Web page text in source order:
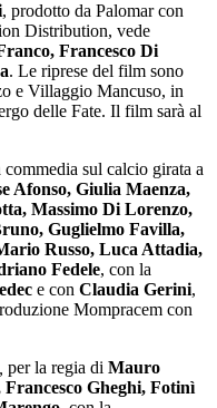
, prodotto da Palomar con
Distribution, vede
Francesco Di
. Le riprese del film sono
e Villaggio Mancuso, in
delle Fate. Il film sarà al
commedia sul calcio girata a
Afonso, Giulia Maenza,
Massimo Di Lorenzo,
Guglielmo Favilla,
Russo, Luca Attadia,
Fedele, con la
e con Claudia Gerini,
Mompracem con
per la regia di Mauro
Francesco Gheghi, Fotinì